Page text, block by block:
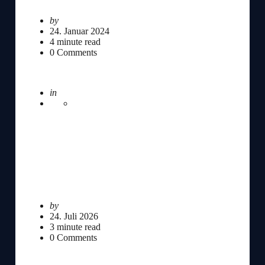
Posted
by
by
24. Januar 2024
4 minute read
0 Comments
Posted
in
Posted
by
by
24. Juli 2026
3 minute read
0 Comments